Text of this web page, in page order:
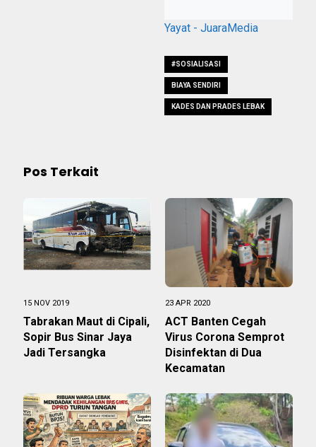
Yayat - JuaraMedia
#SOSIALISASI
BIAYA SENDIRI
KADES DAN PRADES LEBAK
Pos Terkait
15 NOV 2019
Tabrakan Maut di Cipali,
Sopir Bus Sinar Jaya
Jadi Tersangka
23 APR 2020
ACT Banten Cegah
Virus Corona Semprot
Disinfektan di Dua
Kecamatan